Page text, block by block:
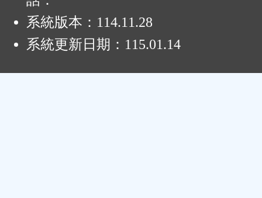
系統版本： 114.11.28
系統更新日期： 115.01.14